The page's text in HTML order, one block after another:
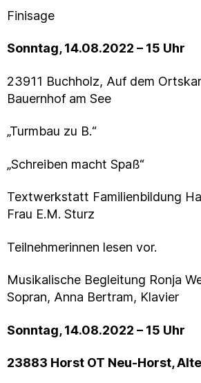
Finisage
Sonntag, 14.08.2022 – 15 Uhr
23911 Buchholz, Auf dem
Bauernhof am See
„Turmbau zu B.“
„Schreiben macht Spaß“
Textwerkstatt Familienbildung
Frau E.M. Sturz
Teilnehmerinnen lesen vor.
Musikalische Begleitung Ronja
Sopran, Anna Bertram, Klavier
Sonntag, 14.08.2022 – 15 Uhr
23883 Horst OT Neu-Horst,